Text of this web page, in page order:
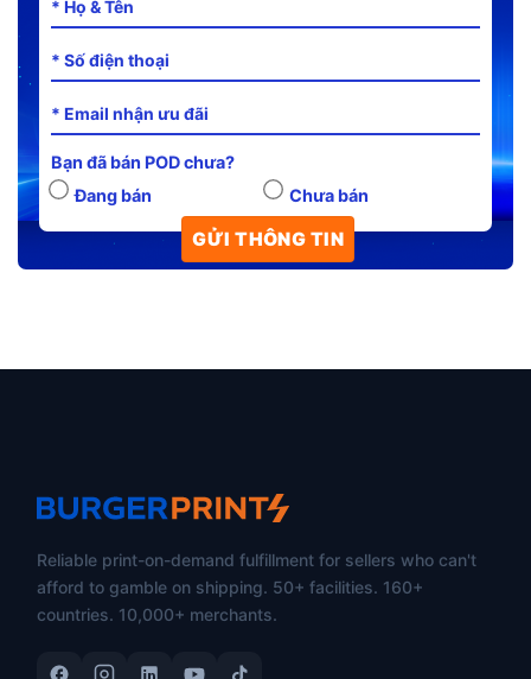
Bạn đã bán POD chưa?
Đang bán
Chưa bán
Reliable print-on-demand fulfillment for sellers who can't
afford to gamble on shipping. 50+ facilities. 160+
countries. 10,000+ merchants.